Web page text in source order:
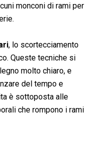
monconi di rami per
, lo scortecciamento
Queste tecniche si
molto chiaro, e
del tempo e
è sottoposta alle
che rompono i rami